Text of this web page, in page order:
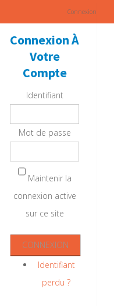
Connexion
Connexion À
Votre
Compte
Identifiant
Mot de passe
Maintenir la
connexion active
sur ce site
Identifiant
perdu ?